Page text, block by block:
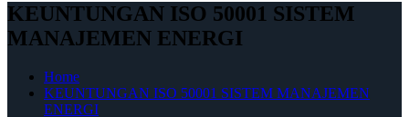
KEUNTUNGAN ISO 50001 SISTEM
MANAJEMEN ENERGI
Home
KEUNTUNGAN ISO 50001 SISTEM MANAJEMEN
ENERGI